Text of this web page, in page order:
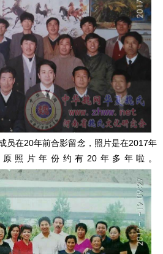
员在20年前合影留念，照片是在2017年
照片年份约有20年多年啦。